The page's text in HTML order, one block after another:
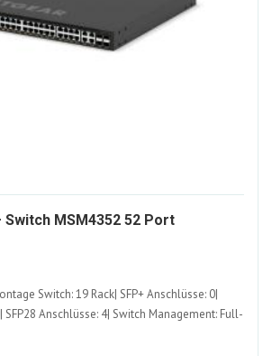
MSM4352 52 Port1609372-
Switch: 19 Rack| SFP+ Anschlüsse: 0|
SFP28 Anschlüsse: 4| Switch Management: Full-